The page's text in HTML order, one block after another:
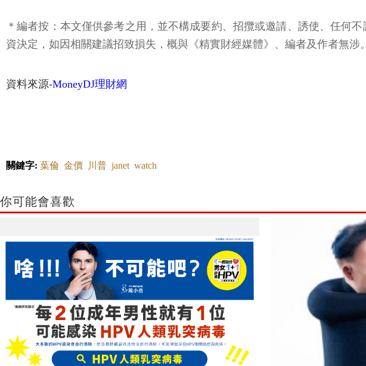
＊編者按：本文僅供參考之用，並不構成要約、招攬或邀請、誘使、任何
資決定，如因相關建議招致損失，概與《精實財經媒體》、編者及作者無涉。
資料來源-MoneyDJ理財網
關鍵字: 葉倫 金價 川普 janet watch
你可能會喜歡